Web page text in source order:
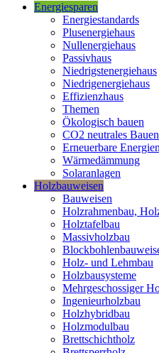
Energiesparen
Energiestandards
Plusenergiehaus
Nullenergiehaus
Passivhaus
Niedrigstenergiehaus
Niedrigenergiehaus
Effizienzhaus
Themen
Ökologisch bauen
CO2 neutrales Bauen
Erneuerbare
Wärmedämmung
Solaranlagen
Holzbauweisen
Bauweisen
Holzrahmenbau,
Holztafelbau
Massivholzbau
Holz- und Lehmbau
Holzbausysteme
Mehrgeschossiger
Ingenieurholzbau
Holzhybridbau
Holzmodulbau
Brettschichtholz